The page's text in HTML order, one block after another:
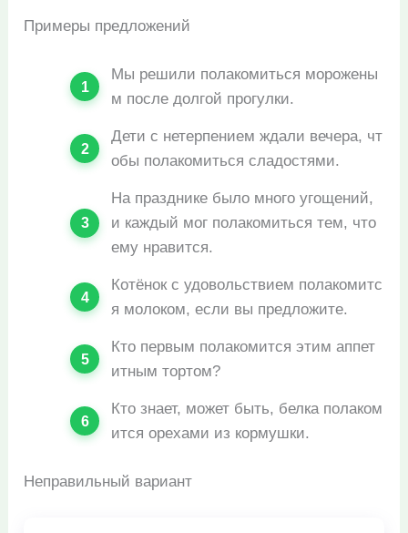
Примеры предложений
Мы решили полакомиться морожены
м после долгой прогулки.
Дети с нетерпением ждали вечера, чт
обы полакомиться сладостями.
На празднике было много угощений,
и каждый мог полакомиться тем, что
ему нравится.
Котёнок с удовольствием полакомитс
я молоком, если вы предложите.
Кто первым полакомится этим аппет
итным тортом?
Кто знает, может быть, белка полаком
ится орехами из кормушки.
Неправильный вариант